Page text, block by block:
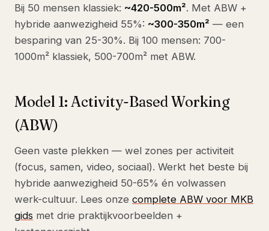
Bij 50 mensen klassiek: ~420-500m². Met ABW +
hybride aanwezigheid 55%: ~300-350m² — een
besparing van 25-30%. Bij 100 mensen: 700-
1000m² klassiek, 500-700m² met ABW.
Model 1: Activity-Based Working
(ABW)
Geen vaste plekken — wel zones per activiteit
(focus, samen, video, sociaal). Werkt het beste bij
hybride aanwezigheid 50-65% én volwassen
werk-cultuur. Lees onze complete ABW voor MKB
gids met drie praktijkvoorbeelden +